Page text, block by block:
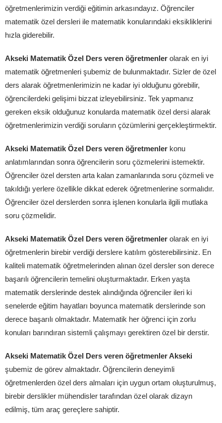
öğretmenlerimizin verdiği eğitimin arkasındayız. Öğrenciler
matematik özel dersleri ile matematik konularındaki eksikliklerini
hızla giderebilir.
Akseki Matematik Özel Ders veren öğretmenler olarak en iyi
matematik öğretmenleri şubemiz de bulunmaktadır. Sizler de özel
ders alarak öğretmenlerimizin ne kadar iyi olduğunu görebilir,
öğrencilerdeki gelişimi bizzat izleyebilirsiniz. Tek yapmanız
gereken eksik olduğunuz konularda matematik özel dersi alarak
öğretmenlerimizin verdiği soruların çözümlerini gerçekleştirmektir.
Akseki Matematik Özel Ders veren öğretmenler konu
anlatımlarından sonra öğrencilerin soru çözmelerini istemektir.
Öğrenciler özel dersten arta kalan zamanlarında soru çözmeli ve
takıldığı yerlere özellikle dikkat ederek öğretmenlerine sormalıdır.
Öğrenciler özel derslerden sonra işlenen konularla ilgili mutlaka
soru çözmelidir.
Akseki Matematik Özel Ders veren öğretmenler olarak en iyi
öğretmenlerin birebir verdiği derslere katılım gösterebilirsiniz. En
kaliteli matematik öğretmelerinden alınan özel dersler son derece
başarılı öğrencilerin temelini oluşturmaktadır. Erken yaşta
matematik derslerinde destek alındığında öğrenciler ileri ki
senelerde eğitim hayatları boyunca matematik derslerinde son
derece başarılı olmaktadır. Matematik her öğrenci için zorlu
konuları barındıran sistemli çalışmayı gerektiren özel bir derstir.
Akseki Matematik Özel Ders veren öğretmenler Akseki
şubemiz de görev almaktadır. Öğrencilerin deneyimli
öğretmenlerden özel ders almaları için uygun ortam oluşturulmuş,
birebir derslikler mühendisler tarafından özel olarak dizayn
edilmiş, tüm araç gereçlere sahiptir.